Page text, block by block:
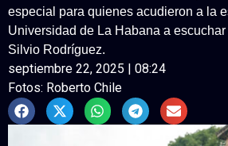
especial para quienes acudieron a la
Universidad de La Habana a
Silvio Rodríguez.
septiembre 22, 2025 | 08:24
Fotos: Roberto Chile